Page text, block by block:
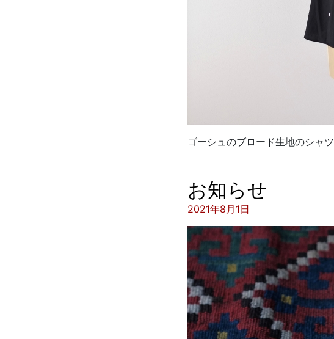
ゴーシュのブロード生地のシャ
お知らせ
投稿日:
2021年8月1日